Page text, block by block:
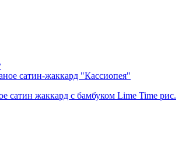
сатин жаккард с бамбуком Lime Time рис.